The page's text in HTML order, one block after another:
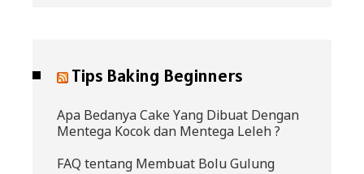
Tips Baking Beginners
Apa Bedanya Cake Yang Dibuat Dengan
Mentega Kocok dan Mentega Leleh ?
FAQ tentang Membuat Bolu Gulung